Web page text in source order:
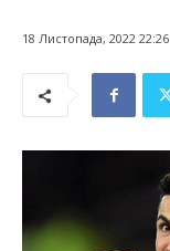
18 Листопада, 2022 22:26